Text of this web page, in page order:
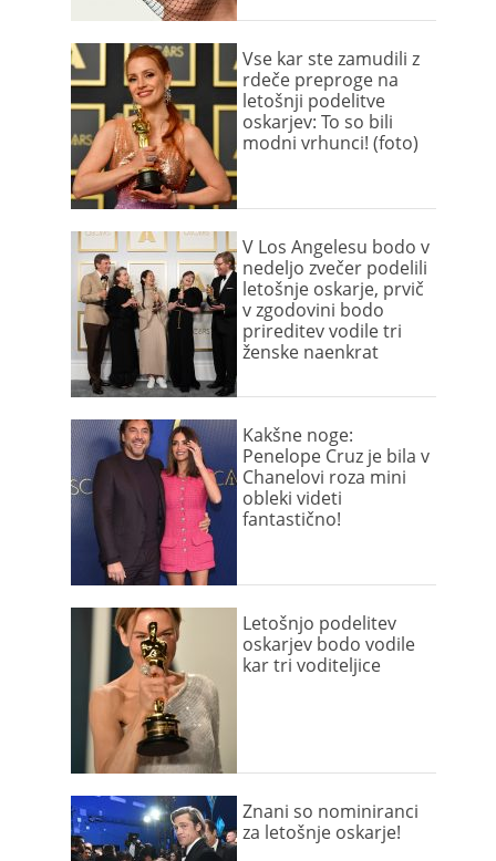
Vse kar ste zamudili z
rdeče preproge na
letošnji podelitve
oskarjev: To so bili
modni vrhunci! (foto)
V Los Angelesu bodo v
nedeljo zvečer podelili
letošnje oskarje, prvič
v zgodovini bodo
prireditev vodile tri
ženske naenkrat
Kakšne noge:
Penelope Cruz je bila v
Chanelovi roza mini
obleki videti
fantastično!
Letošnjo podelitev
oskarjev bodo vodile
kar tri voditeljice
Znani so nominiranci
za letošnje oskarje!